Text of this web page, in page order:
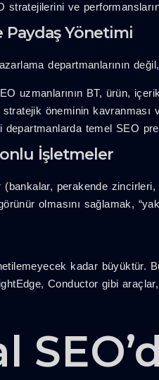
stratejilerini ve
Yönetimi
departmanlarının
uzmanlarının BT, ürün,
stratejik öneminin kavranması
departmanlarda temel SEO
İşletmeler
perakende
olmasını sağlamak,
kadar büyüktür.
Conductor gibi